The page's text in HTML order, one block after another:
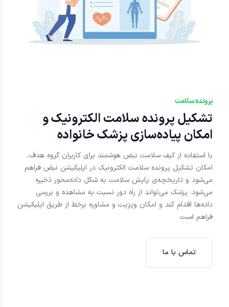
پرونده سلامت
تشکیل پرونده سلامت الکترونیک و
امکان پیاده‌سازی پزشک خانواده
با استفاده از کیف سلامت نبض هوشمند برای کاربران گروه هدف،
امکان تشکیل پرونده سلامت الکترونیک در اپلیکیشن نبض فراهم
می‌شود و تاریخچه‌ی پایش سلامت به شکل داده‌محور ذخیره
می‌شود. پزشک می‌تواند از راه دور نسبت به مشاهده و بررسی
داده‌ها اقدام کند و امکان ویزیت و مشاوره برخط از طریق اپلیکیشن
فراهم است.
تماس با ما